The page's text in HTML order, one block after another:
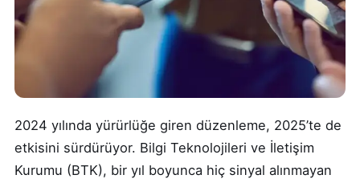
2024 yılında yürürlüğe giren düzenleme, 2025’te de
etkisini sürdürüyor. Bilgi Teknolojileri ve İletişim
Kurumu (BTK), bir yıl boyunca hiç sinyal alınmayan